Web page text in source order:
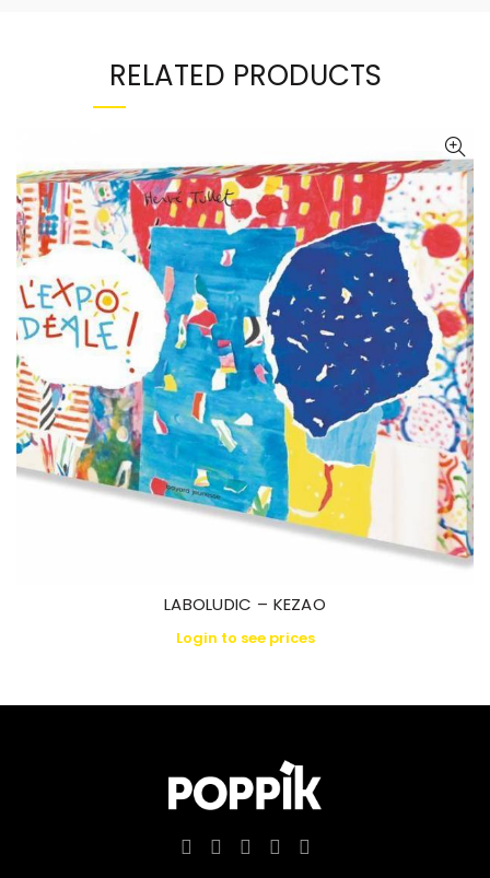
RELATED PRODUCTS
LABOLUDIC – KEZAO
Login to see prices